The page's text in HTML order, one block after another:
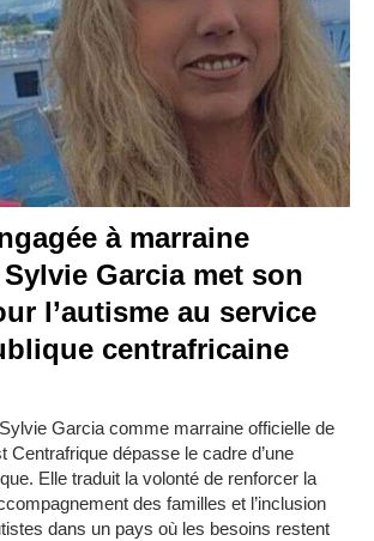
à marraine
Garcia met son
l’autisme au service
centrafricaine
Garcia comme marraine officielle de
Centrafrique dépasse le cadre d’une
Elle traduit la volonté de renforcer la
des familles et l’inclusion
dans un pays où les besoins restent